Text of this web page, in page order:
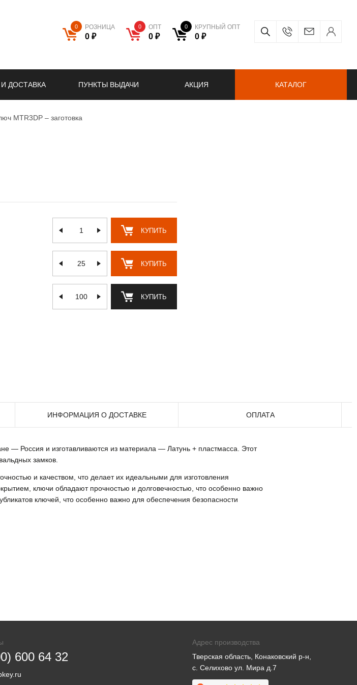
0 РОЗНИЦА
0 ₽
0 ОПТ
0 ₽
0 КРУПНЫЙ ОПТ
0 ₽
ДОСТАВКА ПУНКТЫ ВЫДАЧИ АКЦИЯ КАТАЛОГ
MTR3DP – заготовка
КУПИТЬ
КУПИТЬ
КУПИТЬ
ИНФОРМАЦИЯ О ДОСТАВКЕ ОПЛАТА
— Россия и изготавливаются из материала — Латунь + пластмасса. Этот
замков.
и качеством, что делает их идеальными для изготовления
ключи обладают прочностью и долговечностью, что особенно важно
ключей, что особенно важно для обеспечения безопасности
600 64 32
Адрес производства
Тверская область, Конаковский р-н,
с. Селихово ул. Мира д.7